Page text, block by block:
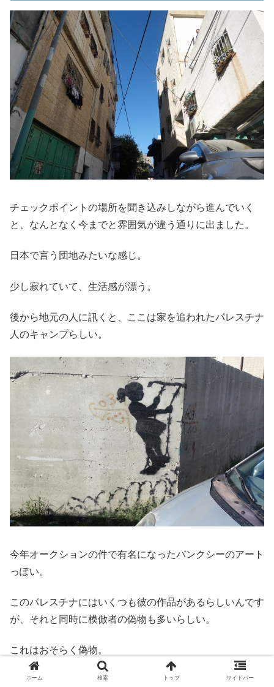
チェックポイントの場所を聞き込みしながら進んでいく
と、なんとなく今までと雰囲気が違う通りに出ました。
日本で言う団地みたいな感じ。
少し寂れていて、生活感が漂う。
後から地元の人に訊くと、ここは家を追われたパレスチナ
人のキャンプらしい。
今年オークションの件で有名になったバンクシーのアート
っぽい。
このパレスチナにはいくつも彼の作品があるらしいんです
が、それと同時に模倣者の偽物も多いらしい。
これはおそらく偽物。
ホーム 検索 トップ サイドバー